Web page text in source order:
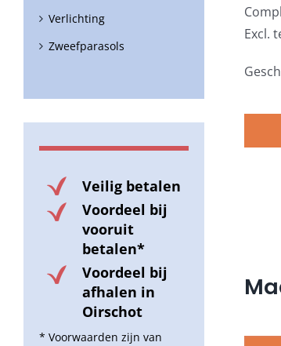
Excl.
Verlichting
Zweefparasols
Veilig betalen
Voordeel bij
vooruit
betalen*
Voordeel bij
afhalen in
Oirschot
* Voorwaarden zijn van